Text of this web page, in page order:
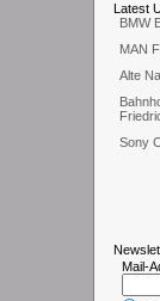
L atest
BMW
MAN
Alte
Sony
N
Mail-